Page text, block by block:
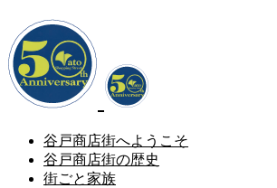
谷戸商店街へようこそ
谷戸商店街の歴史
街ごと家族